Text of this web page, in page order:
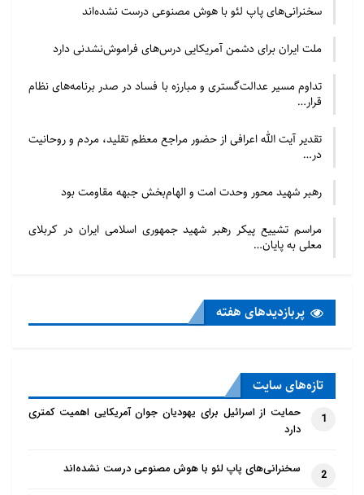
سخنرانی‌های پاپ لئو با هوش مصنوعی درست نشده‌اند
ملت ایران برای دشمن آمریکایی درس‌های فراموش‌نشدنی دارد
تداوم مسیر عدالت‌گستری و مبارزه با فساد در صدر برنامه‌های نظام
قرار…
تقدیر آیت الله اعرافی از حضور مراجع معظم تقلید، مردم و روحانیت
در…
رهبر شهید محور وحدت امت و الهام‌بخش جبهه مقاومت بود
مراسم تشییع پیکر رهبر شهید جمهوری اسلامی ایران در کربلای
معلی به پایان…
پربازدید‌های هفته
تازه‌‌های سایت
1
حمایت از اسرائیل برای یهودیان جوان آمریکایی اهمیت کمتری
دارد
2 سخنرانی‌های پاپ لئو با هوش مصنوعی درست نشده‌اند